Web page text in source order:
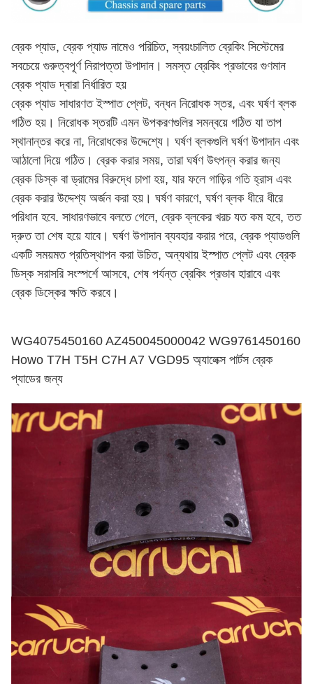
ব্রেক প্যাড, ব্রেক প্যাড নামেও পরিচিত, স্বয়ংচালিত ব্রেকিং সিস্টেমের
সবচেয়ে গুরুত্বপূর্ণ নিরাপত্তা উপাদান। সমস্ত ব্রেকিং প্রভাবের গুণমান
ব্রেক প্যাড দ্বারা নির্ধারিত হয়
ব্রেক প্যাড সাধারণত ইস্পাত প্লেট, বন্ধন নিরোধক স্তর, এবং ঘর্ষণ ব্লক
গঠিত হয়। নিরোধক স্তরটি এমন উপকরণগুলির সমন্বয়ে গঠিত যা তাপ
স্থানান্তর করে না, নিরোধকের উদ্দেশ্যে। ঘর্ষণ ব্লকগুলি ঘর্ষণ উপাদান এবং
আঠালো দিয়ে গঠিত। ব্রেক করার সময়, তারা ঘর্ষণ উৎপন্ন করার জন্য
ব্রেক ডিস্ক বা ড্রামের বিরুদ্ধে চাপা হয়, যার ফলে গাড়ির গতি হ্রাস এবং
ব্রেক করার উদ্দেশ্য অর্জন করা হয়। ঘর্ষণ কারণে, ঘর্ষণ ব্লক ধীরে ধীরে
পরিধান হবে. সাধারণভাবে বলতে গেলে, ব্রেক ব্লকের খরচ যত কম হবে, তত
দ্রুত তা শেষ হয়ে যাবে। ঘর্ষণ উপাদান ব্যবহার করার পরে, ব্রেক প্যাডগুলি
একটি সময়মত প্রতিস্থাপন করা উচিত, অন্যথায় ইস্পাত প্লেট এবং ব্রেক
ডিস্ক সরাসরি সংস্পর্শে আসবে, শেষ পর্যন্ত ব্রেকিং প্রভাব হারাবে এবং
ব্রেক ডিস্কের ক্ষতি করবে।
WG4075450160 AZ450045000042 WG9761450160
Howo T7H T5H C7H A7 VGD95 অ্যালেক্স পার্টস ব্রেক
প্যাডের জন্য